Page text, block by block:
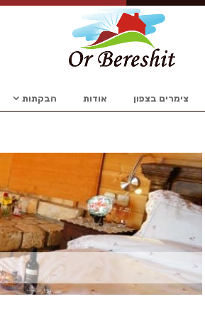
צימרים בצפון אודות הבקתות